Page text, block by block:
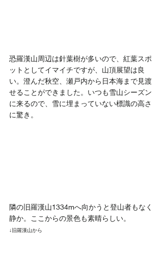
恐羅漢山周辺は針葉樹が多いので、紅葉スポ
ットとしてイマイチですが、山頂展望は良
い。澄んだ秋空、瀬戸内から日本海まで見渡
せることができました。いつも雪山シーズン
に来るので、雪に埋まっていない標識の高さ
に驚き。
隣の旧羅漢山1334mへ向かうと登山者もなく
静か。ここからの景色も素晴らしい。
↓旧羅漢山から